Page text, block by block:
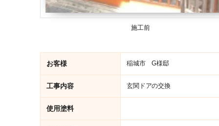
施工前
お客様 稲城市 G様邸
工事内容 玄関ドアの交換
使用塗料